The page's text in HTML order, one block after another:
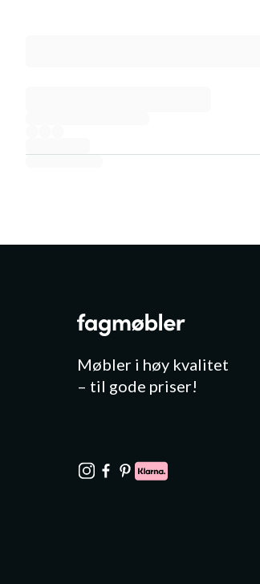
Møbler i høy kvalitet
– til gode priser!